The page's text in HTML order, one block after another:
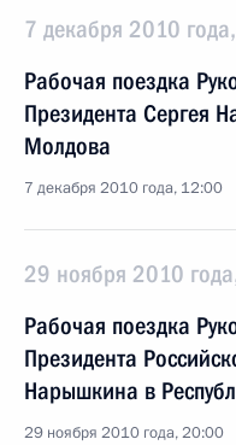
7 декабря 2010
Рабочая поездка
Президента Сергея
Молдова
7 декабря 2010 года, 12:00
29 ноября 2010
Рабочая поездка
Президента
Нарышкина в
29 ноября 2010 года, 20:00